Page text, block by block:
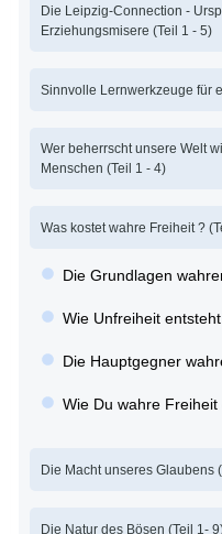
Die Leipzig-Connection -
Erziehungsmisere (Teil 1 - 5)
Sinnvolle Lernwerkzeuge für
Wer beherrscht unsere Welt
Menschen (Teil 1 - 4)
Was kostet wahre Freiheit ?
Die Grundlagen
Wie Unfreiheit
Die Hauptgegner
Wie Du wahre
Die Macht unseres Glaubens
Die Natur des Bösen (Teil 1-